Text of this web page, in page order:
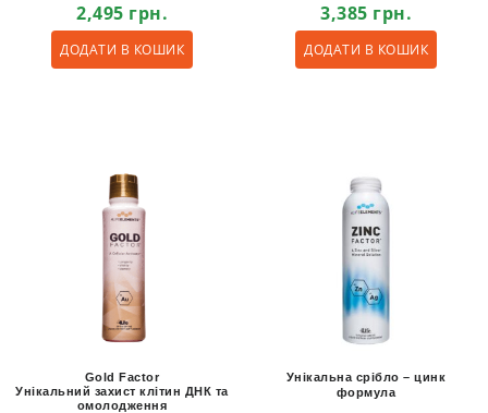
2,495 грн.
ДОДАТИ В КОШИК
3,385 грн.
ДОДАТИ В КОШИК
Gold Factor
Унікальний захист клітин ДНК та
омолодження
Унікальна срібло – цинк
формула